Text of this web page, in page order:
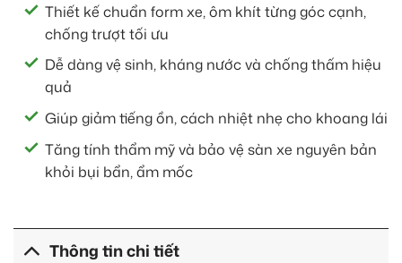
Thiết kế chuẩn form xe, ôm khít từng góc cạnh,
chống trượt tối ưu
Dễ dàng vệ sinh, kháng nước và chống thấm hiệu
quả
Giúp giảm tiếng ồn, cách nhiệt nhẹ cho khoang lái
Tăng tính thẩm mỹ và bảo vệ sàn xe nguyên bản
khỏi bụi bẩn, ẩm mốc
Thông tin chi tiết